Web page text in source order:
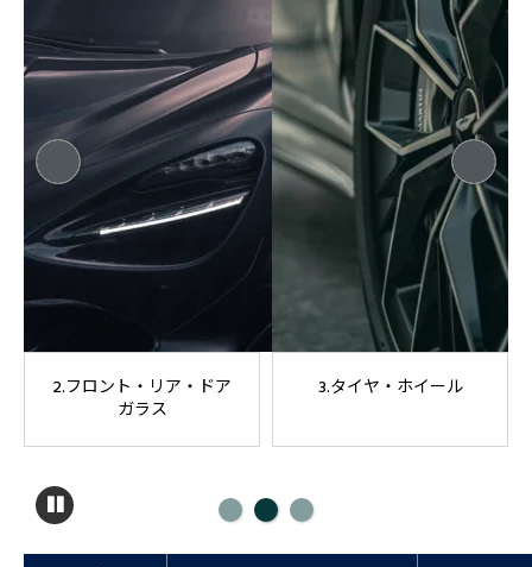
2.フロント・リア・ドア
ガラス
3.タイヤ・ホイール